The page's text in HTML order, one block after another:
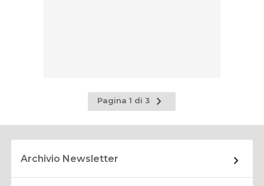
Pagina 1 di 3
Pagina
successiva
Archivio Newsletter